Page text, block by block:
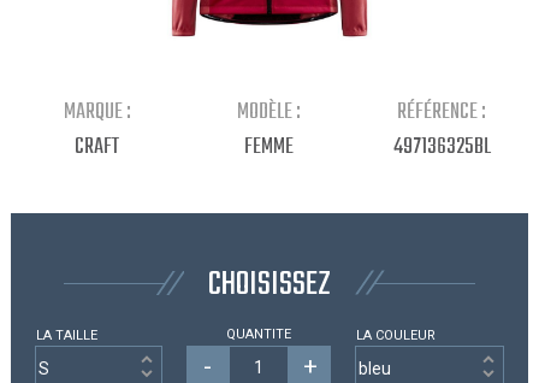
Continuer mes achats
MARQUE :
CRAFT
MODÈLE :
FEMME
RÉFÉRENCE :
497136325BL
CHOISISSEZ
LA TAILLE QUANTITE
- +
LA COULEUR